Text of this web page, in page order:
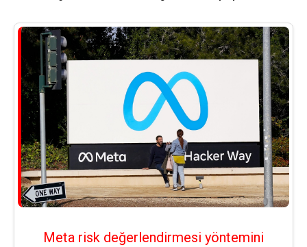
Meta risk değerlendirmesi yöntemini